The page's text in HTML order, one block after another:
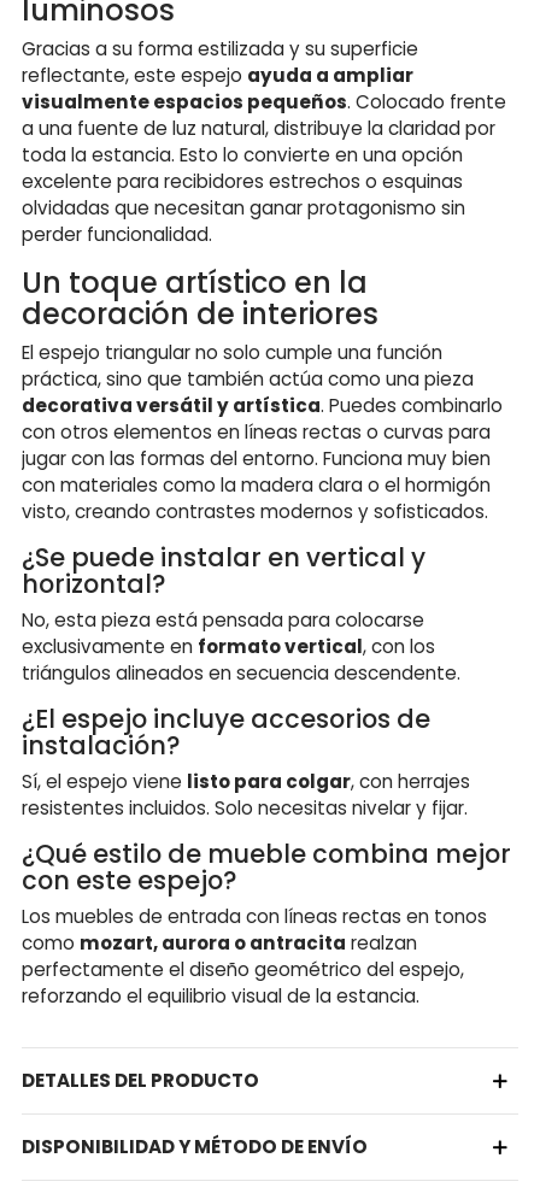
luminosos
Gracias a su forma estilizada y su superficie
reflectante, este espejo ayuda a ampliar
visualmente espacios pequeños. Colocado frente
a una fuente de luz natural, distribuye la claridad por
toda la estancia. Esto lo convierte en una opción
excelente para recibidores estrechos o esquinas
olvidadas que necesitan ganar protagonismo sin
perder funcionalidad.
Un toque artístico en la
decoración de interiores
El espejo triangular no solo cumple una función
práctica, sino que también actúa como una pieza
decorativa versátil y artística. Puedes combinarlo
con otros elementos en líneas rectas o curvas para
jugar con las formas del entorno. Funciona muy bien
con materiales como la madera clara o el hormigón
visto, creando contrastes modernos y sofisticados.
¿Se puede instalar en vertical y
horizontal?
No, esta pieza está pensada para colocarse
exclusivamente en formato vertical, con los
triángulos alineados en secuencia descendente.
¿El espejo incluye accesorios de
instalación?
Sí, el espejo viene listo para colgar, con herrajes
resistentes incluidos. Solo necesitas nivelar y fijar.
¿Qué estilo de mueble combina mejor
con este espejo?
Los muebles de entrada con líneas rectas en tonos
como mozart, aurora o antracita realzan
perfectamente el diseño geométrico del espejo,
reforzando el equilibrio visual de la estancia.
DETALLES DEL PRODUCTO
DISPONIBILIDAD Y MÉTODO DE ENVÍO